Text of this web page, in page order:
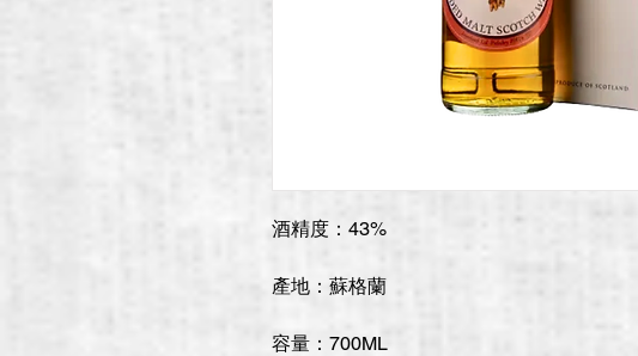
酒精度：43%
產地：蘇格蘭
容量：700ML